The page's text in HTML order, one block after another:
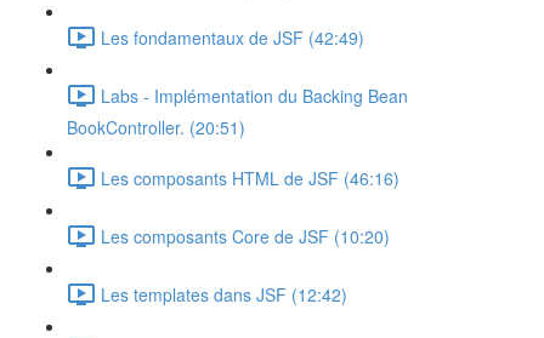
Les fondamentaux de JSF (42:49)
Labs - Implémentation du Backing Bean
BookController. (20:51)
Les composants HTML de JSF (46:16)
Les composants Core de JSF (10:20)
Les templates dans JSF (12:42)